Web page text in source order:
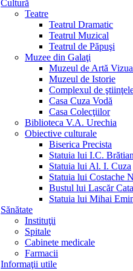
Cultură
Teatre
Teatrul Dramatic
Teatrul Muzical
Teatrul de Păpuşi
Muzee din Galaţi
Muzeul de Artă
Muzeul de Istorie
Complexul de
Casa Cuza Vodă
Casa Colecţiilor
Biblioteca V.A. Urechia
Obiective culturale
Biserica Precista
Statuia lui I.C.
Statuia lui Al. I. Cuza
Statuia lui Costache
Bustul lui Lascăr
Statuia lui Mihai
Sănătate
Instituţii
Spitale
Cabinete medicale
Farmacii
Informaţii utile